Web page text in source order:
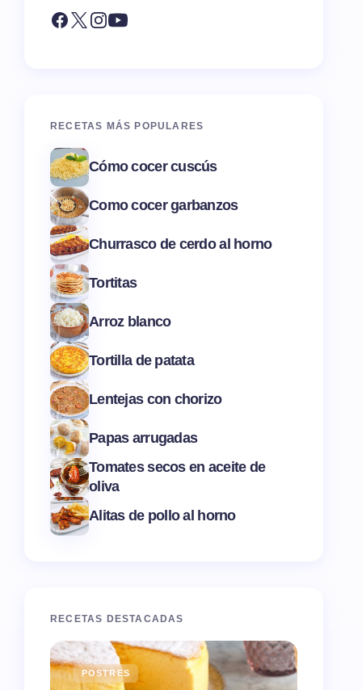
RECETAS MÁS POPULARES
Cómo cocer cuscús
Como cocer garbanzos
Churrasco de cerdo al horno
Tortitas
Arroz blanco
Tortilla de patata
Lentejas con chorizo
Papas arrugadas
Tomates secos en aceite de
oliva
Alitas de pollo al horno
RECETAS DESTACADAS
POSTRES